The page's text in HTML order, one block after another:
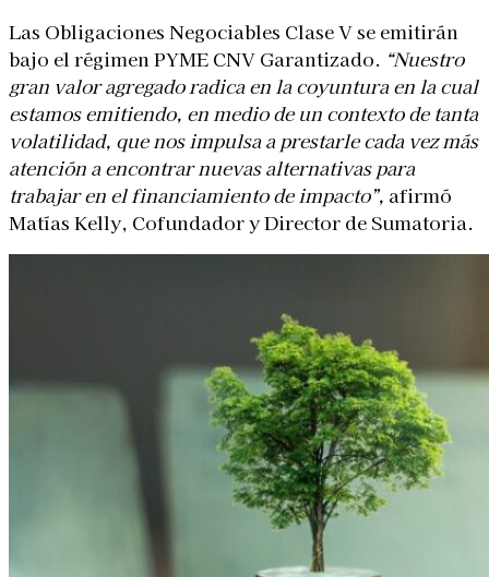
Las Obligaciones Negociables Clase V se emitirán
bajo el régimen PYME CNV Garantizado. “Nuestro
gran valor agregado radica en la coyuntura en la cual
estamos emitiendo, en medio de un contexto de tanta
volatilidad, que nos impulsa a prestarle cada vez más
atención a encontrar nuevas alternativas para
trabajar en el financiamiento de impacto”, afirmó
Matías Kelly, Cofundador y Director de Sumatoria.